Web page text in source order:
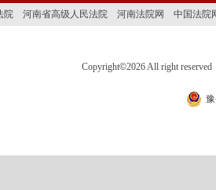
院 河南省高级人民法院 河南法院网 中国法院
Copyright©2026 All right